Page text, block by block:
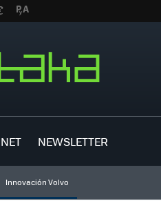
NEWSLETTER
Innovación Volvo